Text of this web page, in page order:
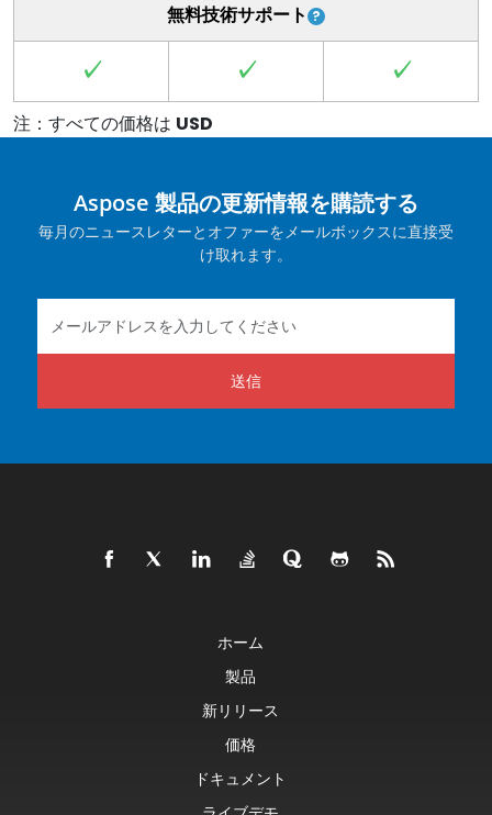
無料技術サポート
✓ ✓ ✓
注：すべての価格は USD
Aspose 製品の更新情報を購読する
毎月のニュースレターとオファーをメールボックスに直接受
け取れます。
送信
ホーム
製品
新リリース
価格
ドキュメント